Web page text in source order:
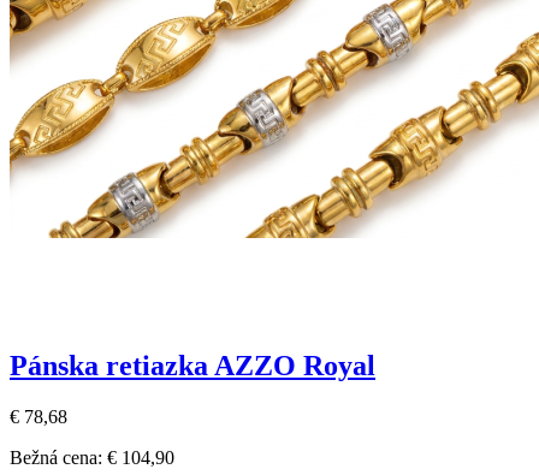
Pánska retiazka AZZO Royal
€ 78,68
Bežná cena: € 104,90